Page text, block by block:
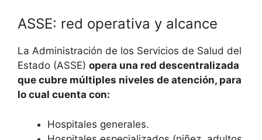
ASSE: red operativa y alcance
La Administración de los Servicios de Salud del
Estado (ASSE) opera una red descentralizada
que cubre múltiples niveles de atención, para
lo cual cuenta con:
Hospitales generales.